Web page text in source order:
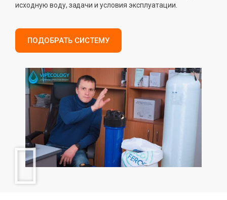
исходную воду, задачи и условия эксплуатации.
ПОДОБРАТЬ СИСТЕМУ